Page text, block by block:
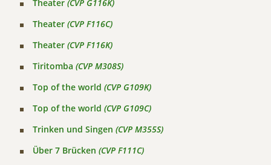
Theater (CVP G116K)
Theater (CVP F116C)
Theater (CVP F116K)
Tiritomba (CVP M308S)
Top of the world (CVP G109K)
Top of the world (CVP G109C)
Trinken und Singen (CVP M355S)
Über 7 Brücken (CVP F111C)